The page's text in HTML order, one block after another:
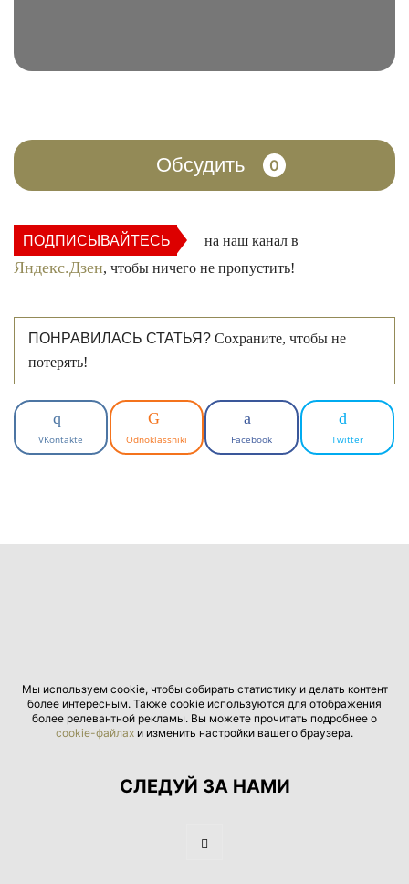
Обсудить 0
ПОДПИСЫВАЙТЕСЬ на наш канал в
Яндекс.Дзен, чтобы ничего не пропустить!
ПОНРАВИЛАСЬ СТАТЬЯ? Сохраните, чтобы не
потерять!
VKontakte Odnoklassniki Facebook Twitter
Мы используем cookie, чтобы собирать статистику и делать контент
более интересным. Также cookie используются для отображения
более релевантной рекламы. Вы можете прочитать подробнее о
cookie-файлах и изменить настройки вашего браузера.
СЛЕДУЙ ЗА НАМИ